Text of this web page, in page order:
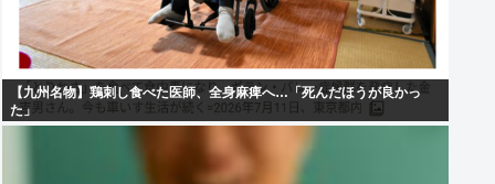
【九州名物】鶏刺し食べた医師、全身麻痺へ…「死んだほうが良かっ
た」